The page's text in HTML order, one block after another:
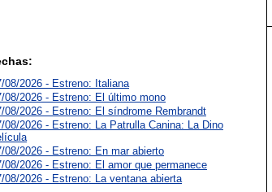
08/2026 - Estreno: Italiana
08/2026 - Estreno: El último mono
08/2026 - Estreno: El síndrome Rembrandt
08/2026 - Estreno: La Patrulla Canina: La Dino
08/2026 - Estreno: En mar abierto
08/2026 - Estreno: El amor que permanece
08/2026 - Estreno: La ventana abierta